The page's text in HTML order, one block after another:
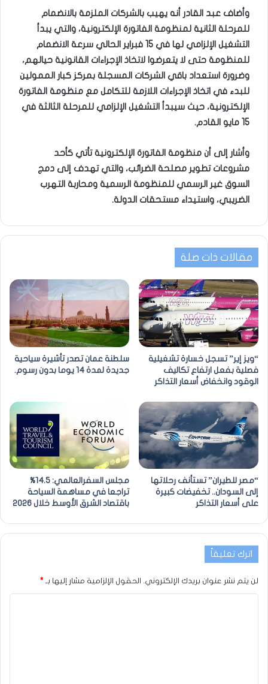
وأضاف عبد القادر أنه يهيب بالشركات الملزمة بالانضمام
للمرحلة الثانية لمنظومة الفاتورة الإلكترونية، والتي يبدأ
التشغيل الإلزامي لها في 15 فبراير الحالي سرعة الانضمام
للمنظومة حتى لا يتعرضوا لاتخاذ الإجراءات القانونية حيالهم،
وضرورة استعداد باقي الشركات المسجلة بمركز كبار الممولين
للبدء في اتخاذ الإجراءات اللازمة للتكامل مع منظومة الفاتورة
الإلكترونية، حيث سيبدأ التشغيل الإلزامي للمرحلة الثالثة في
15 مايو القادم.
وأشار إلى أن منظومة الفاتورة الإلكترونية تأتي كأحد
مشروعات تطوير مصلحة الضرائب، والتي تهدف إلى دمج
السوق غير الرسمي للمنظومة الرسمية ومحاربة التهرب
الضريبي، واستيداء مستحقات الدولة.
مقالات ذات صلة
“ويز إير” تسجل خسارة تشغيلية
فصلية بفعل ارتفاع تكاليف
الوقود وانخفاض أسعار التذاكر
سلطنة عمان تصدر تأشيرة سياحية
جديدة لمدة 14 يوما بدون رسوم.
“مصر للطيران” تستأنف رحلاتها
إلى السودان.. تخفيضات كبيرة
على أسعار التذاكر
مجلس السفرالعالمي: 14.5%
تراجعا في مساهمة السياحة
باقتصاد الشرق الأوسط خلال 2026
اترك تعليقاً
لن يتم نشر عنوان بريدك الإلكتروني. الحقول الإلزامية مشار إليها بـ *